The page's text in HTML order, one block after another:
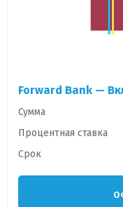
Forward Bank —
Сумма
Процентная ставка
Срок